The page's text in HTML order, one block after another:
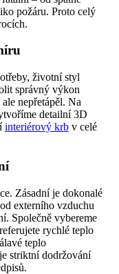
požáru. Proto celý
životní styl
správný výkon
nepřetápěl. Na
detailní 3D
interiérový krb v celé
Zásadní je dokonalé
externího vzduchu
Společně vybereme
rychlé teplo
teplo
striktní dodržování